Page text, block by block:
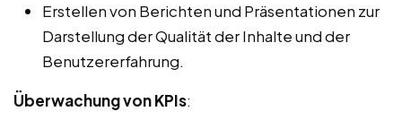
Erstellen von Berichten und Präsentationen zur
Darstellung der Qualität der Inhalte und der
Benutzererfahrung.
Überwachung von KPIs: